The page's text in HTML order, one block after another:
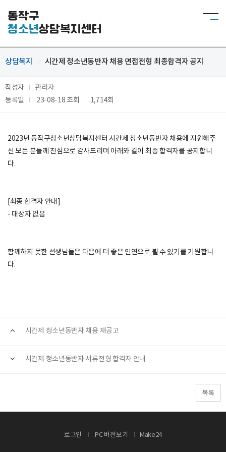
동작구
청소년상담복지센터
상담복지 시간제 청소년동반자 채용 면접전형 최종합격자 공지
작성자
관리자
등록일
23-08-18조회 1,714회
2023년 동작구청소년상담복지센터 시간제 청소년동반자 채용에 지원해주
신 모든 분들께 진심으로 감사드리며 아래와 같이 최종 합격자를 공지합니
다.
[최종 합격자 안내]
- 대상자 없음
함께하지 못한 선생님들은 다음에 더 좋은 인연으로 뵐 수 있기를 기원합니
다.
시간제 청소년동반자 채용 재공고
시간제 청소년동반자 서류전형 합격자 안내
목록
로그인 PC 버전보기 Make24